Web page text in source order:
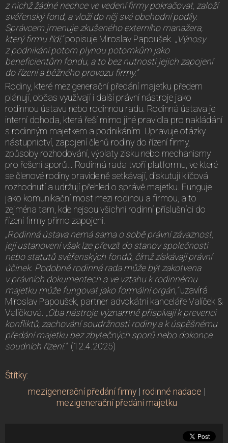
z nichž žádné nechce ve vedení firmy pokračovat, založí
svěřenský fond, a vloží do něj své obchodní podíly.
Správcem jmenuje zkušeného externího manažera,
který firmu řídí,“popisuje Miroslav Papoušek. „Výnosy
z podnikání potom plynou potomkům jako
beneficientům fondu, a to bez nutnosti jejich zapojení
do řízení a běžného provozu firmy.“
Rodiny, které mezigenerační předání majetku předem
plánují, občas využívají i další právní nástroje jako
rodinnou ústavu nebo rodinnou radu. Rodinná ústava je
interní dohoda, která řeší mimo jiné pravidla pro nakládání
s rodinným majetkem a podnikáním. Upravuje otázky
nástupnictví, zapojení členů rodiny do řízení firmy,
způsoby rozhodování, výplaty zisku nebo mechanismy
pro řešení sporů… Rodinná rada tvoří platformu, ve které
se členové rodiny pravidelně setkávají, diskutují klíčová
rozhodnutí a udržují přehled o správě majetku. Funguje
jako komunikační most mezi rodinou a firmou, a to
zejména tam, kde nejsou všichni rodinní příslušníci do
řízení firmy přímo zapojeni.
„Rodinná ústava nemá sama o sobě právní závaznost,
její ustanovení však lze převzít do stanov společnosti
nebo statutů svěřenských fondů, čímž získávají právní
účinek. Podobně rodinná rada může být zakotvena
v právních dokumentech a ve vztahu k rodinnému
majetku může fungovat jako formální orgán,“uzavírá
Miroslav Papoušek, partner advokátní kanceláře Valíček &
Valíčková. „Oba nástroje významně přispívají k prevenci
konfliktů, zachování soudržnosti rodiny a k úspěšnému
předání majetku bez zbytečných sporů nebo dokonce
soudních řízení.“ (12.4.2025)
Štítky:
mezigenerační předání firmy | rodinné nadace |
mezigenerační předání majetku